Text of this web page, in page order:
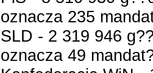
oznacza 235
SLD - 2 319 946
oznacza 49